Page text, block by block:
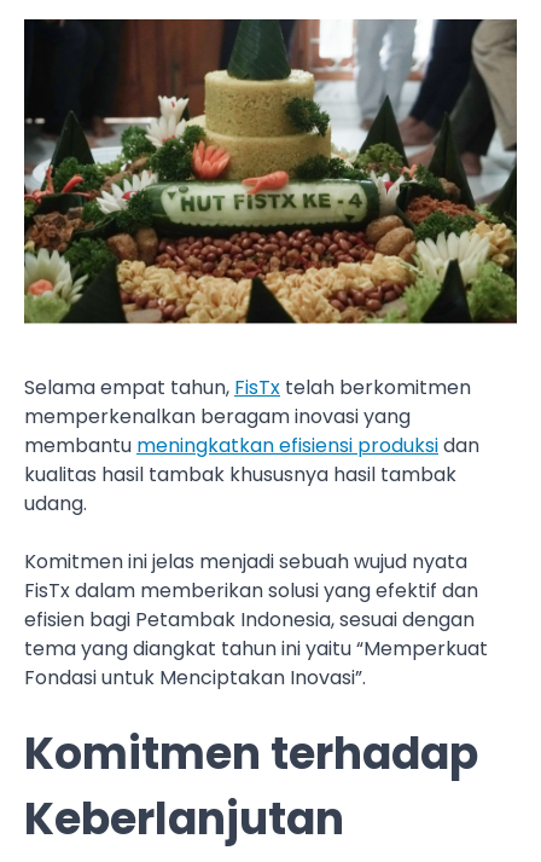
Selama empat tahun, FisTx telah berkomitmen
memperkenalkan beragam inovasi yang
membantu meningkatkan efisiensi produksidan
kualitas hasil tambak khususnya hasil tambak
udang.
Komitmen ini jelas menjadi sebuah wujud nyata
FisTx dalam memberikan solusi yang efektif dan
efisien bagi Petambak Indonesia, sesuai dengan
tema yang diangkat tahun ini yaitu “Memperkuat
Fondasi untuk Menciptakan Inovasi”.
Komitmen terhadap
Keberlanjutan